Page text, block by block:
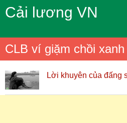
Cải lương VN
CLB ví giặm chồi xanh
Lời khuyên của đấng